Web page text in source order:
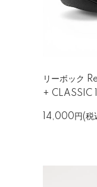
リーボック
+ CLASSIC
14,000円(